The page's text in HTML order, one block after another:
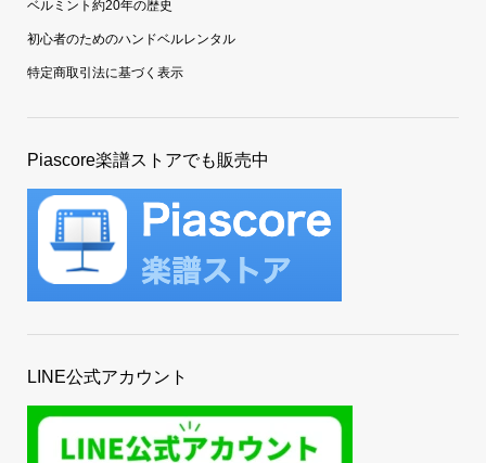
ベルミント約20年の歴史
初心者のためのハンドベルレンタル
特定商取引法に基づく表示
Piascore楽譜ストアでも販売中
LINE公式アカウント